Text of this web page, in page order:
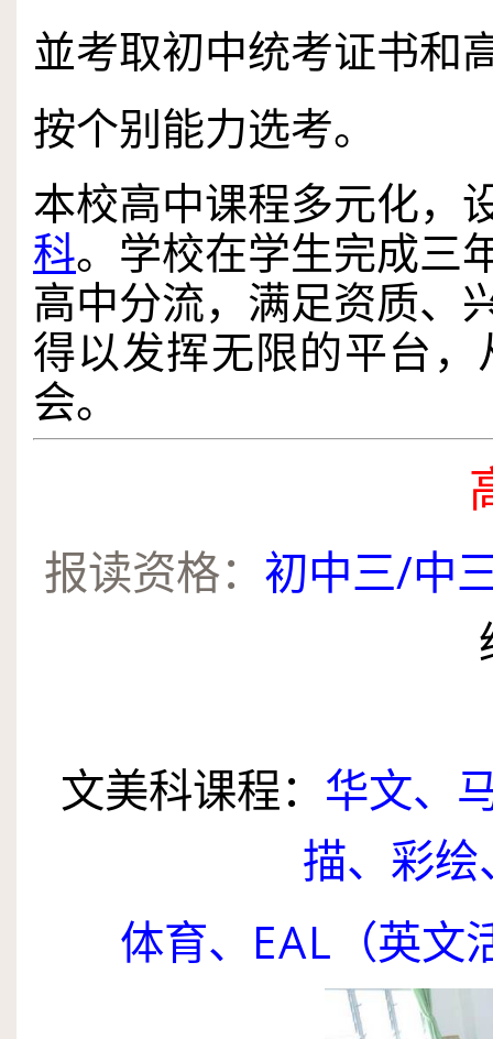
並考取初中统考证书和
按个别能力选考。
本校高中课程多元化，
科。学校在学生完成三
高中分流，满足资质、
得以发挥无限的平台
会。
报读资格： 初中三/​中
文美科课程： 华文、
描、彩
体育、 EAL （英